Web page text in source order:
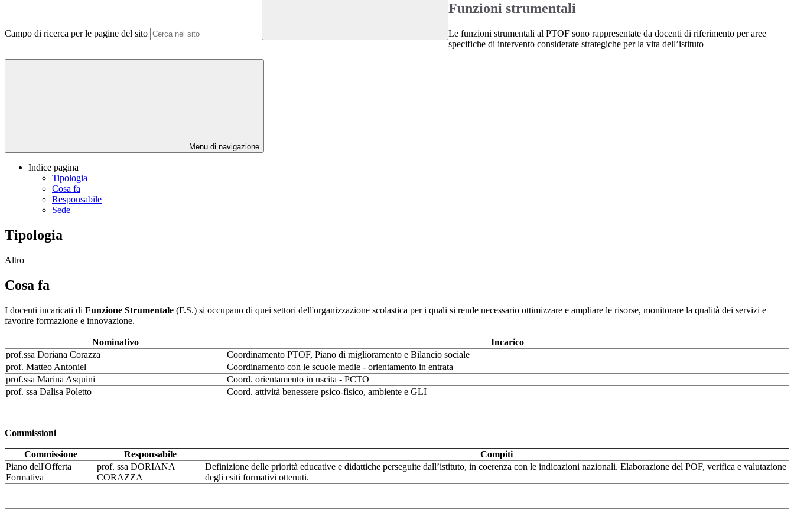
Campo di ricerca per le pagine del sito
Funzioni strumentali
Le funzioni strumentali al PTOF sono rappresentate da docenti di riferimento per aree
specifiche di intervento considerate strategiche per la vita dell’istituto
Menu di navigazione
Indice pagina
Tipologia
Cosa fa
Responsabile
Sede
Tipologia
Altro
Cosa fa
I docenti incaricati di Funzione Strumentale (F.S.) si occupano di quei settori dell'organizzazione scolastica per i quali si rende necessario ottimizzare e ampliare le risorse, monitorare la qualità dei servizi e
favorire formazione e innovazione.
Nominativo
Incarico
prof.ssa Doriana Corazza
Coordinamento PTOF, Piano di miglioramento e Bilancio sociale
prof. Matteo Antoniel
Coordinamento con le scuole medie - orientamento in entrata
prof.ssa Marina Asquini
Coord. orientamento in uscita - PCTO
prof. ssa Dalisa Poletto
Coord. attività benessere psico-fisico, ambiente e GLI
Commissioni
Commissione Responsabile
Compiti
Piano dell'Offerta
Formativa
prof. ssa DORIANA
CORAZZA
Definizione delle priorità educative e didattiche perseguite dall’istituto, in coerenza con le indicazioni nazionali. Elaborazione del POF, verifica e valutazione
degli esiti formativi ottenuti.